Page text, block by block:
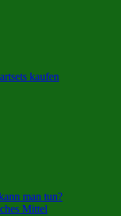
kaufen
man tun?
Mittel